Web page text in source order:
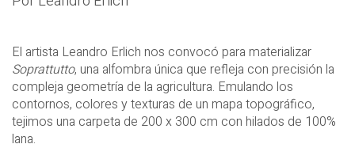
ES
El artista Leandro Erlich nos convocó para materializar
Soprattutto, una alfombra única que refleja con precisión la
compleja geometría de la agricultura. Emulando los
contornos, colores y texturas de un mapa topográfico,
tejimos una carpeta de 200 x 300 cm con hilados de 100%
lana.